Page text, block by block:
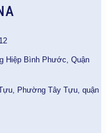
Hiệp Bình Phước, Quận
Phường Tây Tựu, quận